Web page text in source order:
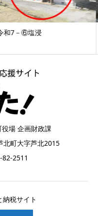
和7-⑦白岩
場 企画財政課
北町大字芦北2015
2511
税サイト